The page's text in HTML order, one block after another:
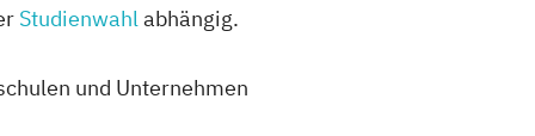
Studienwahlabhängig.
und Unternehmen